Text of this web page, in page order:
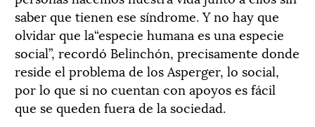
saber que tienen ese síndrome. Y no hay que
olvidar que la“especie humana es una especie
social”, recordó Belinchón, precisamente donde
reside el problema de los Asperger, lo social,
por lo que si no cuentan con apoyos es fácil
que se queden fuera de la sociedad.